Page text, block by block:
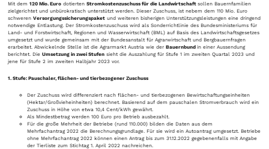
Mit dem 120 Mio. Eurodotierten Stromkostenzuschuss für die Landwirtschaft sollen Bauernfamilien
zielgerichtet und unbürokratisch unterstützt werden. Dieser Zuschuss, ist nebem dem 110 Mio. Euro
schweren Versorgungssicherungspaketund weiteren bisherigen Unterstützungsleistungen eine dringend
notwendige Entlastung. Der Stromkostenzuschuss wird als Sonderrichtlinie des Bundesministeriums für
Land- und Forstwirtschaft, Regionen und Wasserwirtschaft (BML) auf Basis des Landwirtschaftsgesetzes
umgesetzt und wurde gemeinsam mit der Bundesanstalt für Agrarwirtschaft und Bergbauernfragen
erarbeitet. Abwickelnde Stelle ist die Agrarmarkt Austria wie der Bauernbund in einer Aussendung
berichtet. Die Umsetzung in zwei Stufensieht die Auszahlung für Stufe 1 im zweiten Quartal 2023 und
jene für Stufe 2 im zweiten Halbjahr 2023 vor.
1. Stufe: Pauschaler, flächen- und tierbezogener Zuschuss
Der Zuschuss wird differenziert nach flächen- und tierbezogenen Bewirtschaftungseinheiten
(Hektar/Großvieheinheiten) berechnet. Basierend auf dem pauschalen Stromverbrauch wird ein
Zuschuss in Höhe von etwa 10,4 Cent/kWh gewährt.
Als Mindestbetrag werden 100 Euro pro Betrieb ausbezahlt.
Für die große Mehrheit der Betriebe (rund 110.000) bilden die Daten aus dem
Mehrfachantrag 2022 die Berechnungsgrundlage. Für sie wird ein Autoantrag umgesetzt. Betriebe
ohne Mehrfachantrag 2022 können einen Antrag bis zum 31.12.2022 gegebenenfalls mit Angabe
der Tierliste zum Stichtag 1. April 2022 nachreichen.